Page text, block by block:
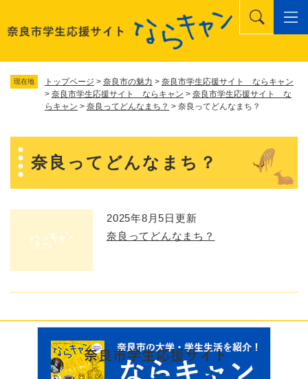
ジ
先
現在地 トップページ > 奈良市の魅力 > 奈良市学生応援サイト ならキャン
> 奈良市学生応援サイト ならキャン > 奈良市学生応援サイト な
らキャン > 奈良ってどんなまち？ > 奈良ってどんなまち？
本
文
奈良ってどんなまち？
2025年8月5日更新
奈良ってどんなまち？